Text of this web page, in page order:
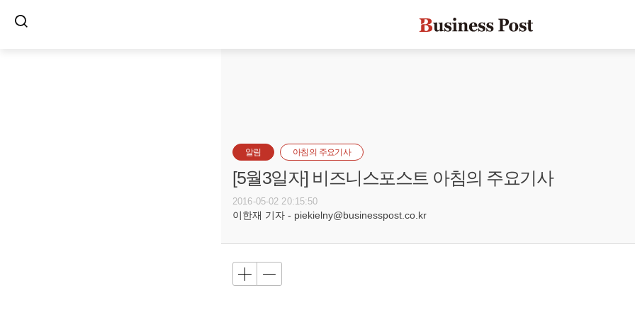
알림 아침의 주요기사
[5월3일자] 비즈니스포스트 아침의 주요기사
2016-05-02 20:15:50
이한재 기자 - piekielny@businesspost.co.kr